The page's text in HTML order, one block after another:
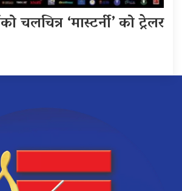
चलचित्र ‘मास्टर्नी’ को ट्रेलर